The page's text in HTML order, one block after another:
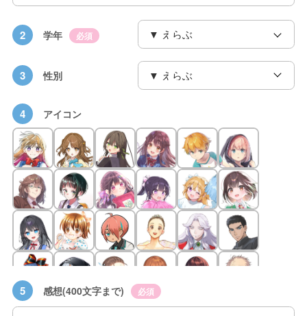
2 学年 必須
3 性別
4 アイコン
5 感想(400文字まで) 必須